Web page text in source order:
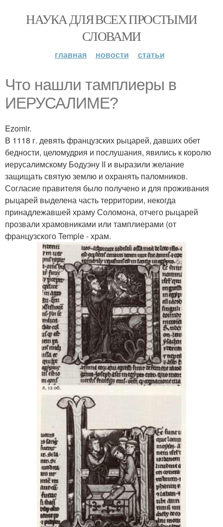
НАУКА ДЛЯ ВСЕХ ПРОСТЫМИ
СЛОВАМИ
главная новости статьи
Что нашли тамплиеры в
ИЕРУСАЛИМЕ?
Ezomir.
В 1118 г. девять французских рыцарей, давших обет
бедности, целомудрия и послушания, явились к королю
иерусалимскому Бодуэну II и выразили желание
защищать святую землю и охранять паломников.
Согласие правителя было получено и для проживания
рыцарей выделена часть территории, некогда
принадлежавшей храму Соломона, отчего рыцарей
прозвали храмовниками или тамплиерами (от
французского Temple - храм.